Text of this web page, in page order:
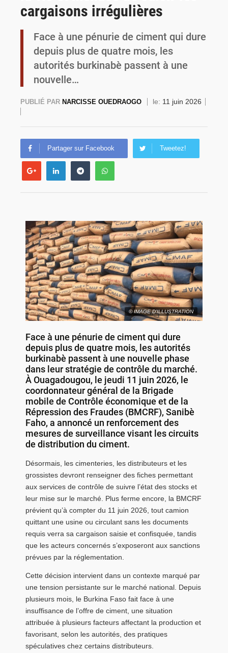
cargaisons irrégulières
Face à une pénurie de ciment qui dure
depuis plus de quatre mois, les
autorités burkinabè passent à une
nouvelle…
PUBLIÉ PAR NARCISSE OUEDRAOGO le: 11 juin 2026
Partager sur Facebook Tweetez!
© IMAGE D'ILLUSTRATION
Face à une pénurie de ciment qui dure
depuis plus de quatre mois, les autorités
burkinabè passent à une nouvelle phase
dans leur stratégie de contrôle du marché.
À Ouagadougou, le jeudi 11 juin 2026, le
coordonnateur général de la Brigade
mobile de Contrôle économique et de la
Répression des Fraudes (BMCRF), Sanibè
Faho, a annoncé un renforcement des
mesures de surveillance visant les circuits
de distribution du ciment.
Désormais, les cimenteries, les distributeurs et les
grossistes devront renseigner des fiches permettant
aux services de contrôle de suivre l’état des stocks et
leur mise sur le marché. Plus ferme encore, la BMCRF
prévient qu’à compter du 11 juin 2026, tout camion
quittant une usine ou circulant sans les documents
requis verra sa cargaison saisie et confisquée, tandis
que les acteurs concernés s’exposeront aux sanctions
prévues par la réglementation.
Cette décision intervient dans un contexte marqué par
une tension persistante sur le marché national. Depuis
plusieurs mois, le Burkina Faso fait face à une
insuffisance de l’offre de ciment, une situation
attribuée à plusieurs facteurs affectant la production et
favorisant, selon les autorités, des pratiques
spéculatives chez certains distributeurs.